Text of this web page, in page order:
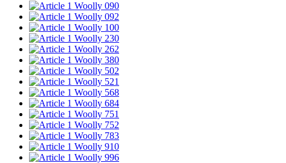
Woolly 090
Woolly 092
Woolly 100
Woolly 230
Woolly 262
Woolly 380
Woolly 502
Woolly 521
Woolly 568
Woolly 684
Woolly 751
Woolly 752
Woolly 783
Woolly 910
Woolly 996